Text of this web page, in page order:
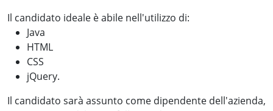
Il candidato ideale è abile nell'utilizzo di:
Java
HTML
CSS
jQuery.
Il candidato sarà assunto come dipendente dell'azienda,